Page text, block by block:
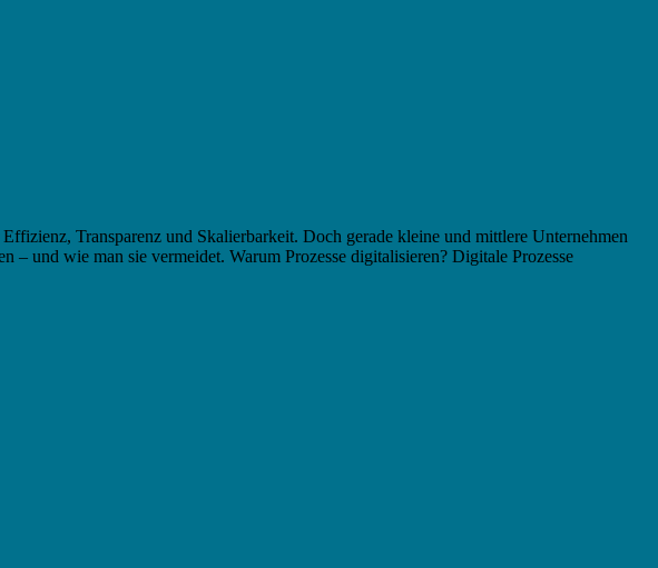
Transparenz und Skalierbarkeit. Doch gerade kleine und mittlere Unternehmen
und wie man sie vermeidet. Warum Prozesse digitalisieren? Digitale Prozesse